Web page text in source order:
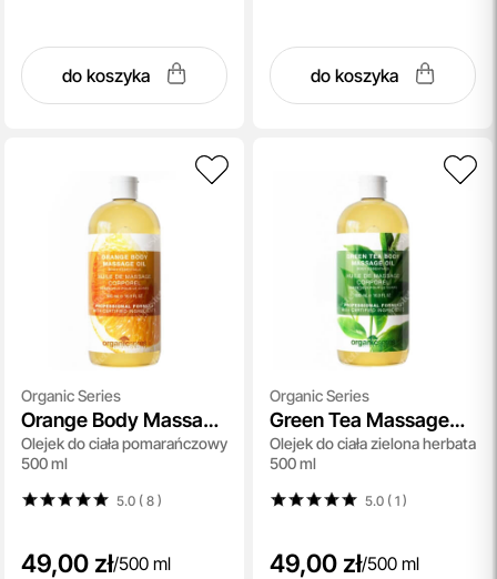
do koszyka do koszyka
Organic Series
Orange Body Massage
Oil
Olejek do ciała pomarańczowy
500 ml
5.0 ( 8)
49,00 zł/500 ml
Organic Series
Green Tea Massage
Oil
Olejek do ciała zielona herbata
500 ml
5.0 ( 1)
49,00 zł/500 ml